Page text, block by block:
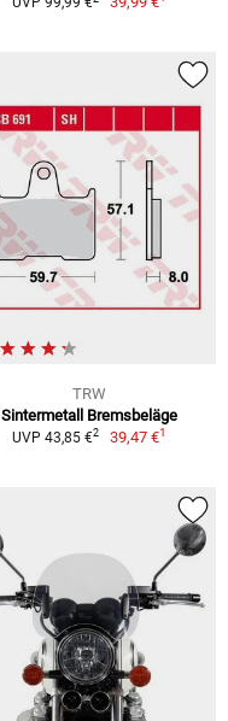
TRW
Sintermetall Bremsbeläge
UVP 43,85 €2 39,47 €1